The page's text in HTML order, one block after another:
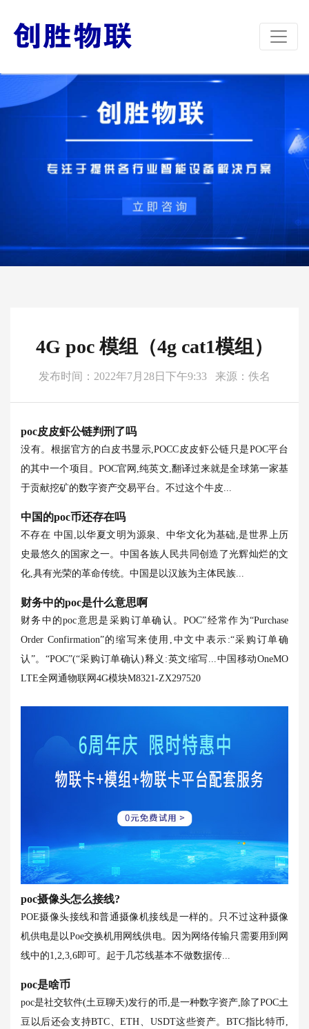
4G poc 模组（4g cat1模组）
发布时间：2022年7月28日下午9:33 来源：佚名
poc皮皮虾公链判刑了吗
没有。根据官方的白皮书显示,POCC皮皮虾公链只是POC平台
的其中一个项目。POC官网,纯英文,翻译过来就是全球第一家基
于贡献挖矿的数字资产交易平台。不过这个牛皮...
中国的poc币还存在吗
不存在 中国,以华夏文明为源泉、中华文化为基础,是世界上历
史最悠久的国家之一。中国各族人民共同创造了光辉灿烂的文
化,具有光荣的革命传统。中国是以汉族为主体民族...
财务中的poc是什么意思啊
财务中的poc意思是采购订单确认。POC”经常作为“Purchase
Order Confirmation”的缩写来使用,中文中表示:“采购订单确
认”。“POC”(“采购订单确认)释义:英文缩写... 中国移动OneMO
LTE全网通物联网4G模块M8321-ZX297520
poc摄像头怎么接线?
POE摄像头接线和普通摄像机接线是一样的。只不过这种摄像
机供电是以Poe交换机用网线供电。因为网络传输只需要用到网
线中的1,2,3,6即可。起于几芯线基本不做数据传...
poc是啥币
poc是社交软件(土豆聊天)发行的币,是一种数字资产,除了POC土
豆以后还会支持BTC、ETH、USDT这些资产。BTC指比特币,